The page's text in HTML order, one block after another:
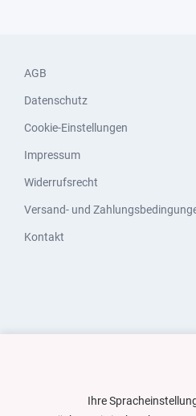
AGB
Datenschutz
Cookie-Einstellungen
Impressum
Widerrufsrecht
Versand- und
Kontakt
Ihre